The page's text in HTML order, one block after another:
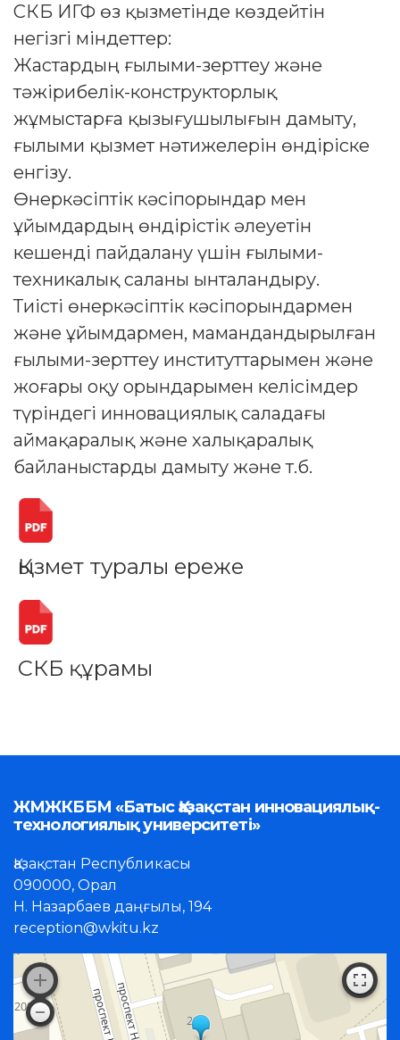
СКБ ИГФ өз қызметінде көздейтін
негізгі міндеттер:
Жастардың ғылыми-зерттеу және
тәжірибелік-конструкторлық
жұмыстарға қызығушылығын дамыту,
ғылыми қызмет нәтижелерін өндіріске
енгізу.
Өнеркәсіптік кәсіпорындар мен
ұйымдардың өндірістік әлеуетін
кешенді пайдалану үшін ғылыми-
техникалық саланы ынталандыру.
Тиісті өнеркәсіптік кәсіпорындармен
және ұйымдармен, мамандандырылған
ғылыми-зерттеу институттарымен және
жоғары оқу орындарымен келісімдер
түріндегі инновациялық саладағы
аймақаралық және халықаралық
байланыстарды дамыту және т.б.
Қызмет туралы ереже
СКБ құрамы
ЖМЖКББМ «Батыс Қазақстан инновациялық-
технологиялық университеті»
Қазақстан Республикасы
090000, Орал
Н. Назарбаев даңғылы, 194
reception@wkitu.kz